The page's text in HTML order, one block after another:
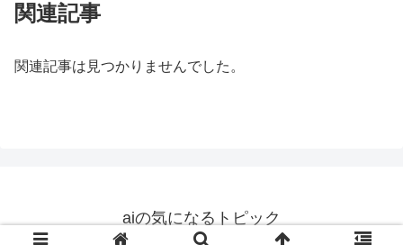
関連記事
関連記事は見つかりませんでした。
aiの気になるトピック